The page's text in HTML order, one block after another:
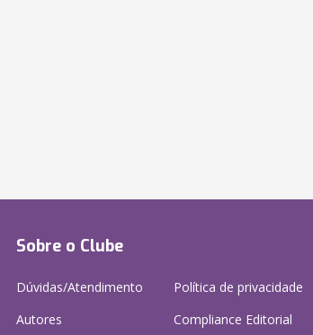
Sobre o Clube
Dúvidas/Atendimento
Autores
Política de privacidade
Compliance Editorial